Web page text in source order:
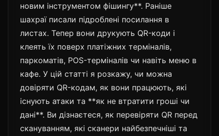
новим інструментом фішингу**. Раніше
шахраї писали підроблені посилання в
листах. Тепер вони друкують QR-коди і
клеять їх поверх платіжних терміналів,
паркоматів, POS-терміналів чи навіть меню в
кафе. У цій статті я розкажу, чи можна
довіряти QR-кодам, як вони працюють, які
існують атаки та **як не втратити гроші чи
дані**. Ви дізнаєтеся, як перевіряти QR перед
скануванням, які сканери найбезпечніші та